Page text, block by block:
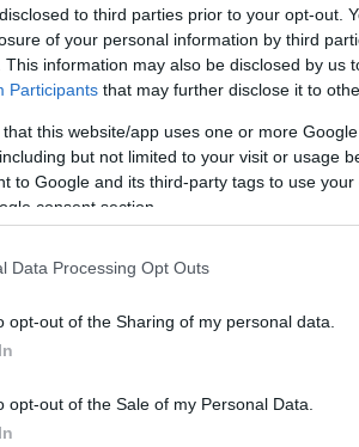
to third parties prior to your opt-out.
of your personal information by third
This information may also be disclosed by us
Participants that may further disclose it to
that this website/app uses one or more
but not limited to your visit or usage
to Google and its third-party tags to use
consent section.
Data Processing Opt Outs
opt-out of the Sharing of my personal data.
opt-out of the Sale of my Personal Data.
Reynolds για την Blake
της παιδί, η Sue ανυπομονεί